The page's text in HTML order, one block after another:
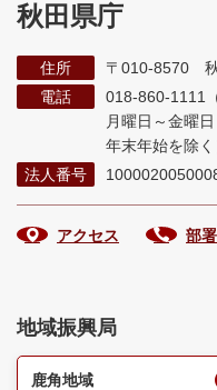
秋田県庁
住所
〒010-8570
電話
018-860-1111
月曜日～金曜
年末年始を除く
法人番号
アクセス 部
地域振興局
鹿角地域